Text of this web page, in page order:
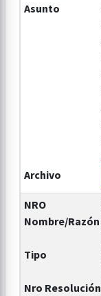
Asunto
Archivo
NRO
Nombre/Razón
Tipo
Nro Resolución